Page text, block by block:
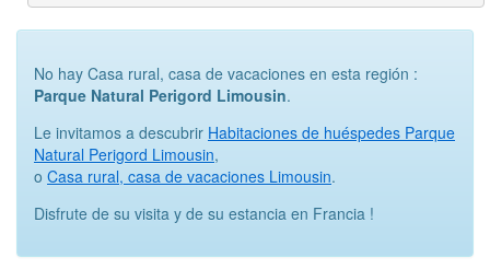
No hay Casa rural, casa de vacaciones en esta región :
Parque Natural Perigord Limousin.
Le invitamos a descubrir Habitaciones de huéspedes Parque
Natural Perigord Limousin,
o Casa rural, casa de vacaciones Limousin.
Disfrute de su visita y de su estancia en Francia !